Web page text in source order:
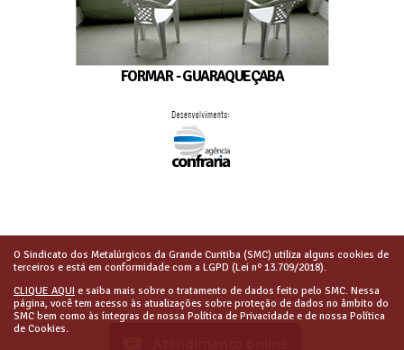
FORMAR - GUARAQUEÇABA
O Sindicato dos Metalúrgicos da Grande Curitiba (SMC) utiliza alguns cookies de
terceiros e está em conformidade com a LGPD (Lei nº 13.709/2018).
CLIQUE AQUI e saiba mais sobre o tratamento de dados feito pelo SMC. Nessa
página, você tem acesso às atualizações sobre proteção de dados no âmbito do
SMC bem como às íntegras de nossa Política de Privacidade e de nossa Política
de Cookies.